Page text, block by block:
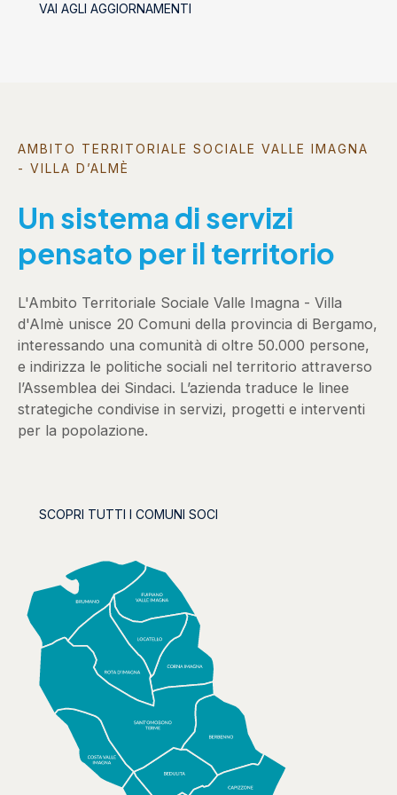
VAI AGLI AGGIORNAMENTI
AMBITO TERRITORIALE SOCIALE VALLE IMAGNA
- VILLA D’ALMÈ
Un sistema di servizi
pensato per il territorio
L'Ambito Territoriale Sociale Valle Imagna - Villa
d'Almè unisce 20 Comuni della provincia di Bergamo,
interessando una comunità di oltre 50.000 persone,
e indirizza le politiche sociali nel territorio attraverso
l’Assemblea dei Sindaci. L’azienda traduce le linee
strategiche condivise in servizi, progetti e interventi
per la popolazione.
SCOPRI TUTTI I COMUNI SOCI